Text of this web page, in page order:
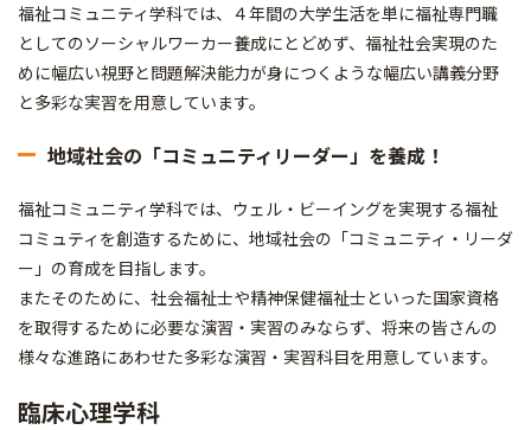
福祉コミュニティ学科では、４年間の大学生活を単に福祉専門職
としてのソーシャルワーカー養成にとどめず、福祉社会実現のた
めに幅広い視野と問題解決能力が身につくような幅広い講義分野
と多彩な実習を用意しています。
地域社会の「コミュニティリーダー」を養成！
福祉コミュニティ学科では、ウェル・ビーイングを実現する福祉
コミュティを創造するために、地域社会の「コミュニティ・リーダ
ー」の育成を目指します。
またそのために、社会福祉士や精神保健福祉士といった国家資格
を取得するために必要な演習・実習のみならず、将来の皆さんの
様々な進路にあわせた多彩な演習・実習科目を用意しています。
臨床心理学科